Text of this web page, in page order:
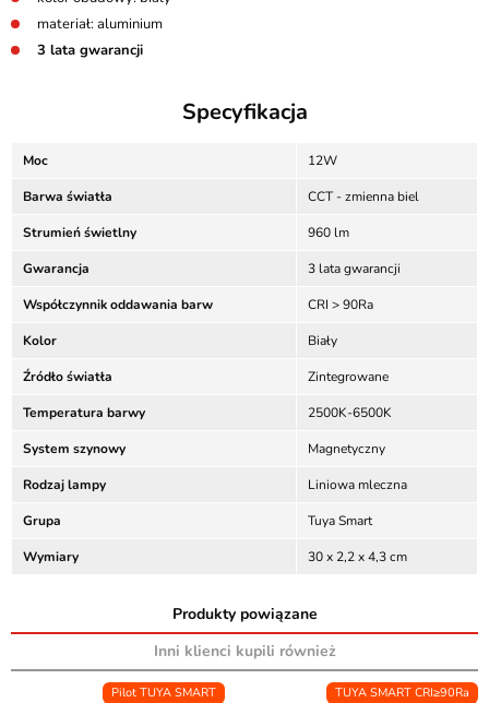
materiał: aluminium
3 lata gwarancji
Specyfikacja
Moc 12W
Barwa światła CCT - zmienna biel
Strumień świetlny 960 lm
Gwarancja 3 lata gwarancji
Współczynnik oddawania barw CRI > 90Ra
Kolor Biały
Źródło światła Zintegrowane
Temperatura barwy 2500K-6500K
System szynowy Magnetyczny
Rodzaj lampy Liniowa mleczna
Grupa Tuya Smart
Wymiary 30 x 2,2 x 4,3 cm
Produkty powiązane
Inni klienci kupili również
Pilot TUYA SMART TUYA SMART CRI≥90Ra